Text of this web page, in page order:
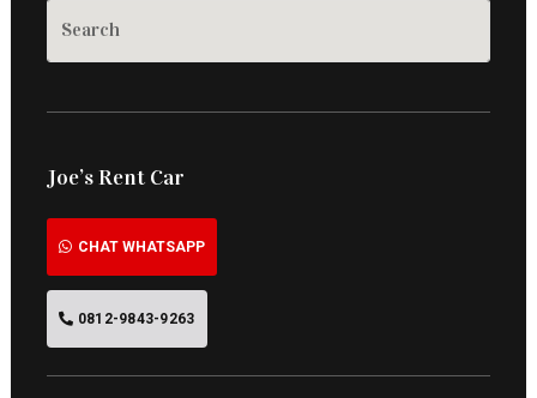
Joe’s Rent Car
CHAT WHATSAPP
0812-9843-9263